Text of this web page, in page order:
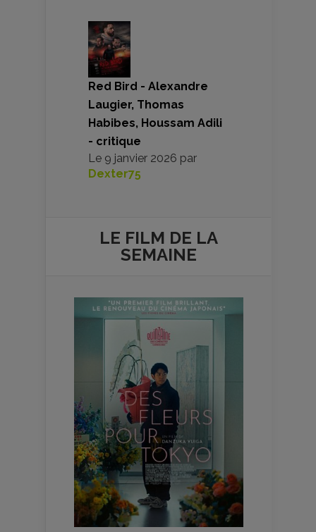
Red Bird - Alexandre
Laugier, Thomas
Habibes, Houssam Adili
- critique
Le 9 janvier 2026 par
Dexter75
LE FILM DE LA
SEMAINE